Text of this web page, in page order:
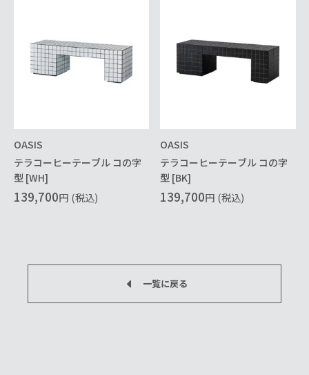
OASIS
テラコーヒーテーブル コの字
型 [WH]
139,700円 (税込)
OASIS
テラコーヒーテーブル コの字
型 [BK]
139,700円 (税込)
一覧に戻る